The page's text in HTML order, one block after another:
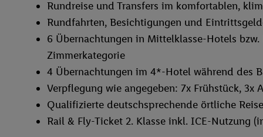
Das Natural Lodge Caño Negro heißt Sie
Übernachtungsmöglichkeiten inmitten der
Außenpool, einen gepflegten Garten sowie eine
Das 3‑Sterne‑Hotel besticht zusätzlich durch
kostenfreiem WLAN und eigenem Badezimmer.
Conciergeservice zur Verfügung. Am Morgen
wahlweise kontinental, amerikanisch oder
Rundreise und Transfers im komfortablen,
Rundfahrten, Besichtigungen und
6 Übernachtungen in Mittelklasse-Hotels
Zimmerkategorie
4 Übernachtungen im 4*-Hotel während des
Verpflegung wie angegeben: 7x Frühstück,
Qualifizierte deutschsprechende örtliche
Rail & Fly-Ticket 2. Klasse inkl. ICE-Nutzung